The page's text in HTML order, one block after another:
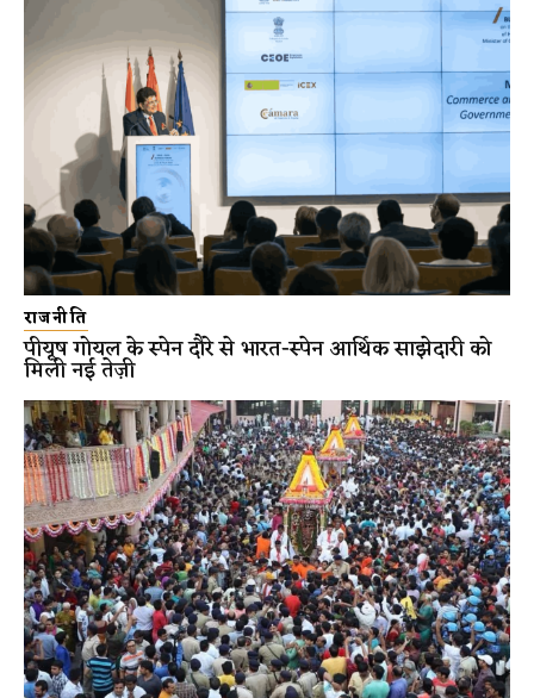
राजनीति
पीयूष गोयल के स्पेन दौरे से भारत-स्पेन आर्थिक साझेदारी को
मिली नई तेज़ी